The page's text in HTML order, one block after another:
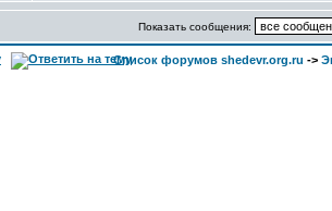
Показать сообщения:
Список форумов shedevr.org.ru ->